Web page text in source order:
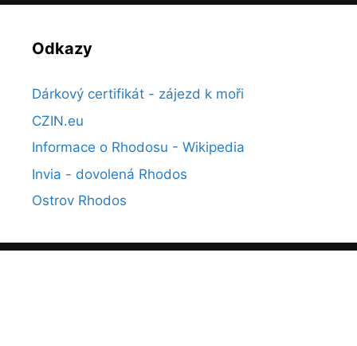
Odkazy
Dárkový certifikát - zájezd k moři
CZIN.eu
Informace o Rhodosu - Wikipedia
Invia - dovolená Rhodos
Ostrov Rhodos